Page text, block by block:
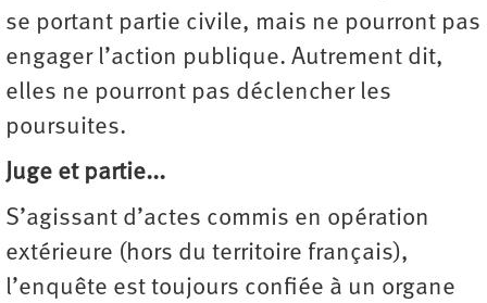
se portant partie civile, mais ne pourront pas
engager l’action publique. Autrement dit,
elles ne pourront pas déclencher les
poursuites.
Juge et partie...
S’agissant d’actes commis en opération
extérieure (hors du territoire français),
l’enquête est toujours confiée à un organe